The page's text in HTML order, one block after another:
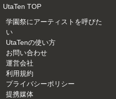
UtaTen TOP
学園祭にアーティストを呼びた
い
UtaTenの使い方
お問い合わせ
運営会社
利用規約
プライバシーポリシー
提携媒体